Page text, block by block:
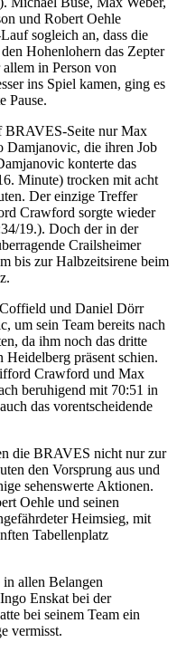
und Robert Oehle
sogleich an, dass die
Hohenlohern das Zepter
in Person von
ins Spiel kamen, ging es
Pause.
BRAVES-Seite nur Max
Damjanovic, die ihren Job
konterte das
Minute) trocken mit acht
Der einzige Treffer
Crawford sorgte wieder
19.). Doch der in der
Crailsheimer
bis zur Halbzeitsirene beim
und Daniel Dörr
um sein Team bereits nach
da ihm noch das dritte
präsent schien.
Crawford und Max
beruhigend mit 70:51 in
das vorentscheidende
die BRAVES nicht nur zur
den Vorsprung aus und
sehenswerte Aktionen.
Oehle und seinen
Heimsieg, mit
Tabellenplatz
allen Belangen
Enskat bei der
bei seinem Team ein
vermisst.